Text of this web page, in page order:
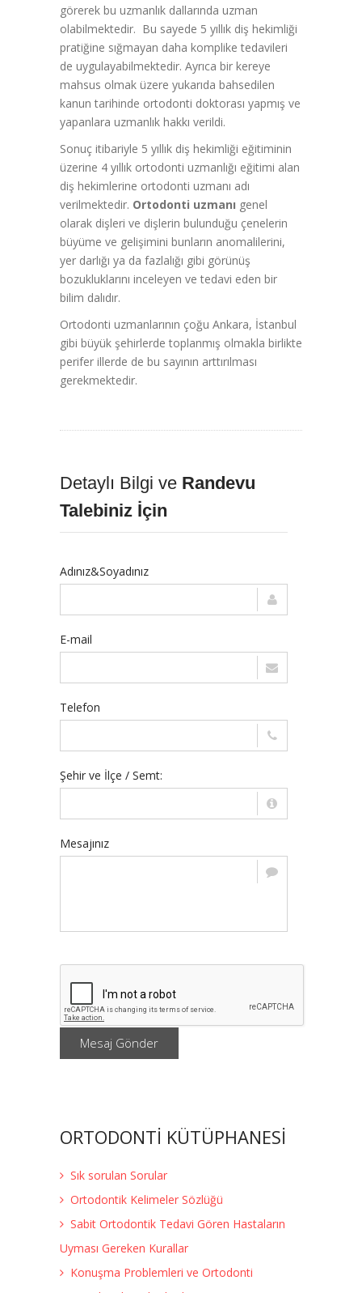
görerek bu uzmanlık dallarında uzman
olabilmektedir. Bu sayede 5 yıllık diş hekimliği
pratiğine sığmayan daha komplike tedavileri
de uygulayabilmektedir. Ayrıca bir kereye
mahsus olmak üzere yukarıda bahsedilen
kanun tarihinde ortodonti doktorası yapmış ve
yapanlara uzmanlık hakkı verildi.
Sonuç itibariyle 5 yıllık diş hekimliği eğitiminin
üzerine 4 yıllık ortodonti uzmanlığı eğitimi alan
diş hekimlerine ortodonti uzmanı adı
verilmektedir. Ortodonti uzmanı genel
olarak dişleri ve dişlerin bulunduğu çenelerin
büyüme ve gelişimini bunların anomalilerini,
yer darlığı ya da fazlalığı gibi görünüş
bozukluklarını inceleyen ve tedavi eden bir
bilim dalıdır.
Ortodonti uzmanlarının çoğu Ankara, İstanbul
gibi büyük şehirlerde toplanmış olmakla birlikte
perifer illerde de bu sayının arttırılması
gerekmektedir.
Detaylı Bilgi ve Randevu
Talebiniz İçin
Adınız&Soyadınız
E-mail
Telefon
Şehir ve İlçe / Semt:
Mesajınız
Mesaj Gönder
ORTODONTİ KÜTÜPHANESİ
Sık sorulan Sorular
Ortodontik Kelimeler Sözlüğü
Sabit Ortodontik Tedavi Gören Hastaların
Uyması Gereken Kurallar
Konuşma Problemleri ve Ortodonti